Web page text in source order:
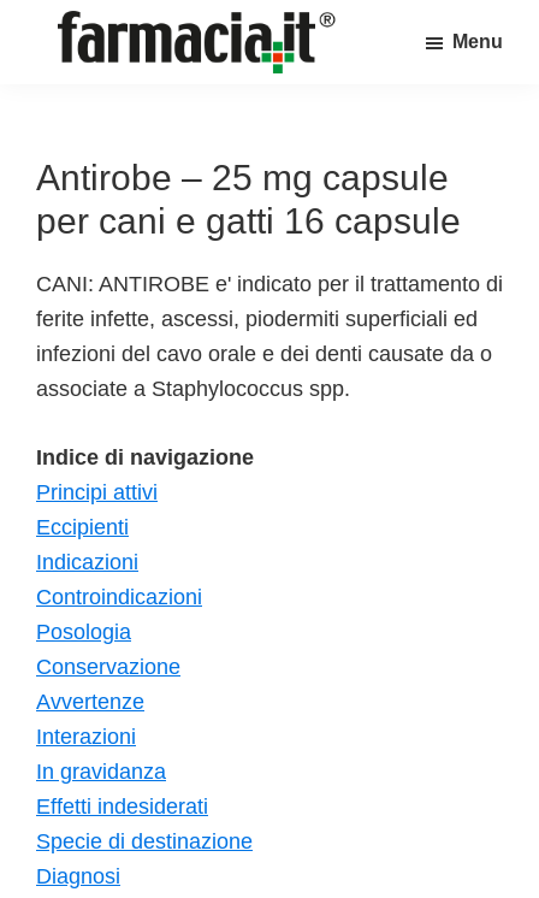
sul
mondo
della
Menu
Antirobe – 25 mg capsule
per cani e gatti 16 capsule
CANI: ANTIROBE e' indicato per il trattamento di
ferite infette, ascessi, piodermiti superficiali ed
infezioni del cavo orale e dei denti causate da o
associate a Staphylococcus spp.
Indice di navigazione
Principi attivi
Eccipienti
Indicazioni
Controindicazioni
Posologia
Conservazione
Avvertenze
Interazioni
In gravidanza
Effetti indesiderati
Specie di destinazione
Diagnosi